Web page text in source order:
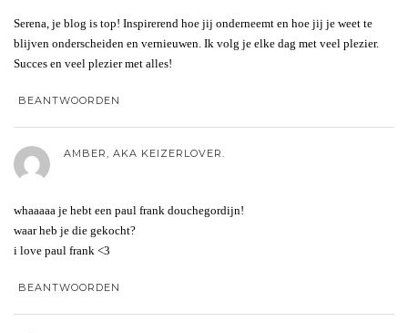
Serena, je blog is top! Inspirerend hoe jij onderneemt en hoe jij je weet te
blijven onderscheiden en vernieuwen. Ik volg je elke dag met veel plezier.
Succes en veel plezier met alles!
BEANTWOORDEN
AMBER, AKA KEIZERLOVER.
whaaaaa je hebt een paul frank douchegordijn!
waar heb je die gekocht?
i love paul frank <3
BEANTWOORDEN